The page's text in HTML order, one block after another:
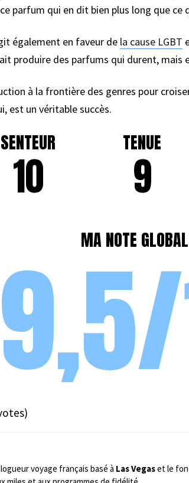
parfum qui en dit bien plus long que ce
également en faveur de la cause LGBT
produire des parfums qui durent, mais
à la frontière des genres pour
est un véritable succès.
SENTEUR
10
TENUE
9
MA NOTE
voyage français basé à Las Vegaset le